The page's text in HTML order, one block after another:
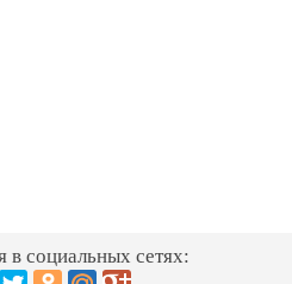
в социальных сетях: